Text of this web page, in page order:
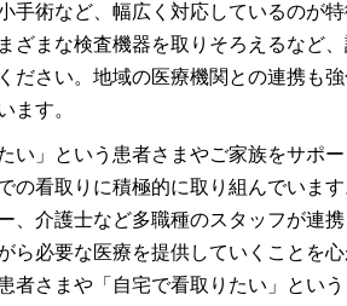
手術など、幅広く対応しているのが
ざまな検査機器を取りそろえるなど
ださい。地域の医療機関との連携も
ます。
い」という患者さまやご家族をサポ
の看取りに積極的に取り組んでいま
、介護士など多職種のスタッフが連携
ら必要な医療を提供していくことを心
者さまや「自宅で看取りたい」とい